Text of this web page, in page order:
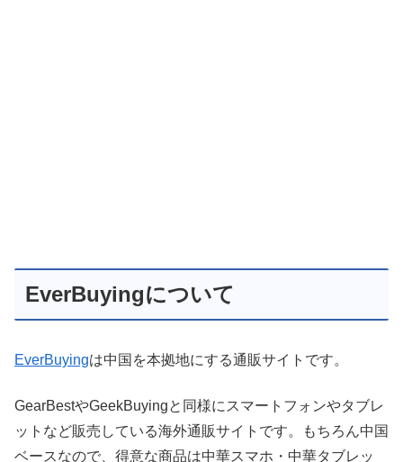
EverBuyingについて
EverBuyingは中国を本拠地にする通販サイトです。
GearBestやGeekBuyingと同様にスマートフォンやタブレ
ットなど販売している海外通販サイトです。もちろん中国
ベースなので、得意な商品は中華スマホ・中華タブレッ